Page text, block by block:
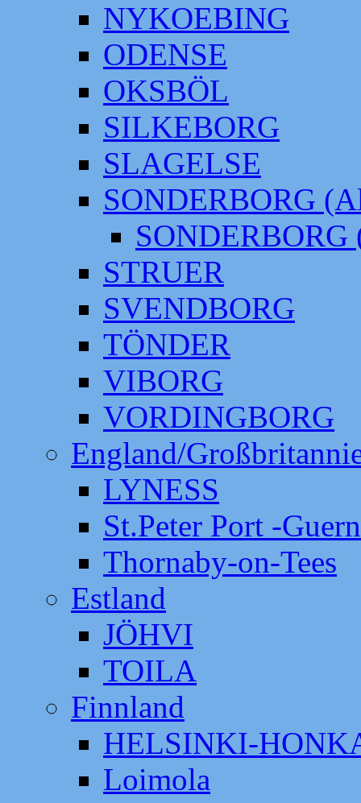
NYKOEBING
ODENSE
OKSBÖL
SILKEBORG
SLAGELSE
SONDERBORG
SONDERBORG
STRUER
SVENDBORG
TÖNDER
VIBORG
VORDINGBORG
England/
LYNESS
St.Peter Port -
Thornaby-on-Tees
Estland
JÖHVI
TOILA
Finnland
HELSINKI-
Loimola